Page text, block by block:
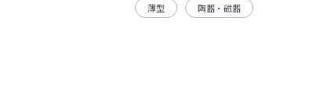
薄型 陶器・磁器